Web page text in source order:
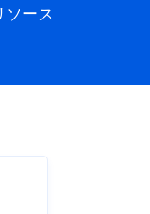
ソース